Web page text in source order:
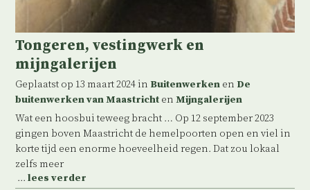
Tongeren, vestingwerk en
mijngalerijen
Geplaatst op 13 maart 2024 in Buitenwerken en De
buitenwerken van Maastricht enMijngalerijen
Wat een hoosbui teweeg bracht … Op 12 september 2023
gingen boven Maastricht de hemelpoorten open en viel in
korte tijd een enorme hoeveelheid regen. Dat zou lokaal
zelfs meer
...lees verder